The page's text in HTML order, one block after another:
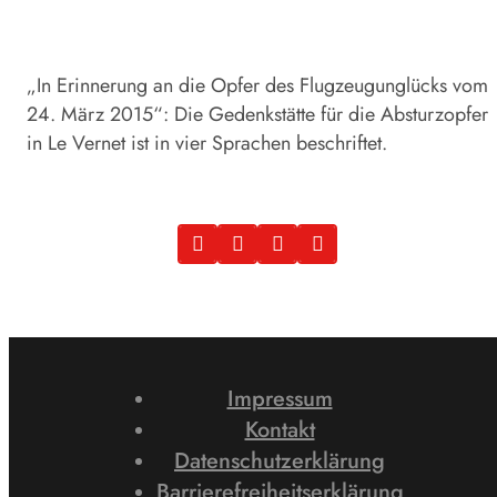
„In Erinnerung an die Opfer des Flugzeugunglücks vom
24. März 2015“: Die Gedenkstätte für die Absturzopfer
in Le Vernet ist in vier Sprachen beschriftet.
Impressum
Kontakt
Datenschutzerklärung